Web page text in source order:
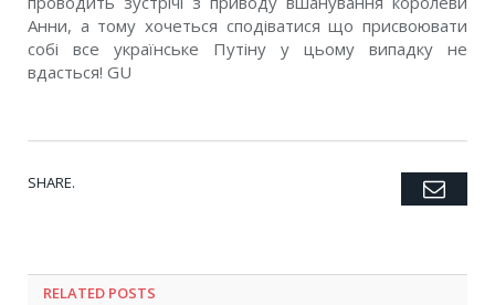
Анни, а тому хочеться сподіватися що присвоювати
собі все українське Путіну у цьому випадку не
вдасться! GU
SHARE. Twitter
Facebook
Google+
Pinterest
LinkedIn
Tumblr
RELATED POSTS